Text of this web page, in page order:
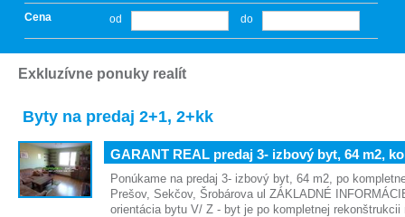
Cena od do
Exkluzívne ponuky realít
Byty na predaj 2+1, 2+kk
GARANT REAL predaj 3- izbový byt, 64 m2,
Ponúkame na predaj 3- izbový byt, 64 m2, po
Prešov, Sekčov, Šrobárova ul ZÁKLADNÉ
orientácia bytu V/ Z - byt je po kompletnej